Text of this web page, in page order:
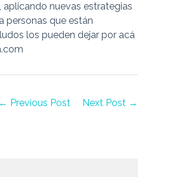
nuevas estrategias
personas que están
los pueden dejar por acá
← Previous Post Next Post →